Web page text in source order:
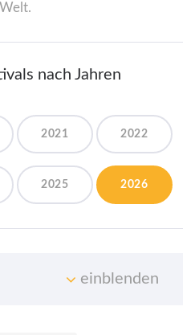
Welt.
nach Jahren
2021 2022
2025 2026
einblenden